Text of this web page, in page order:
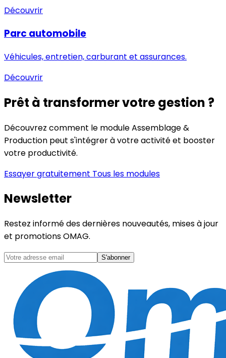
Découvrir
Parc automobile
Véhicules, entretien, carburant et assurances.
Découvrir
Prêt à transformer votre gestion ?
Découvrez comment le module Assemblage &
Production peut s'intégrer à votre activité et booster
votre productivité.
Essayer gratuitement Tous les modules
Newsletter
Restez informé des dernières nouveautés, mises à jour
et promotions OMAG.
S'abonner